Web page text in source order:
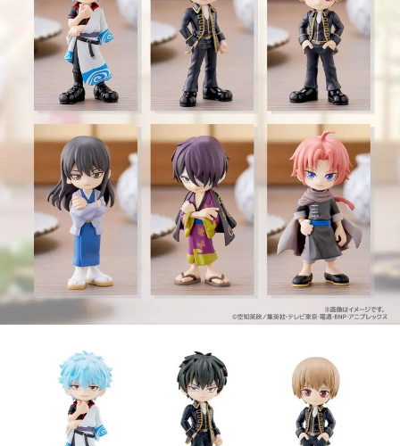
用戶於交易時，得透過本服務購買商品或服務，並由商店將買賣／分期付款
買賣價金債權讓與本公司後，依約使用本公司帳單繳交帳款。
2.基於同意付款使用「大哥付你分期」之契約關係目的，商店將以您的個人
資料（包含姓名、電話或地址）提供予台灣大哥大進項蒐集、處理及利用，
由本公司與您本人進行分期帳單所需資料之確認、核對及更正。
3.完整用戶服務條款，請詳閱以下連結：https://oppay.tw/userRule
每筆NT$90，滿NT$3,000(含以上)免運費
預購-宅配(舊)
每筆NT$120，滿NT$3,000(含以上)免運費
預購-宅配(離島)(舊)
東海門市自取，需自備購物袋取貨唷。
免運費